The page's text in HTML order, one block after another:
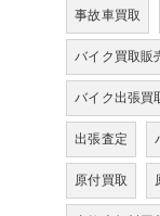
事故車買取
バイク買取販
バイク出張買
出張査定
原付買取